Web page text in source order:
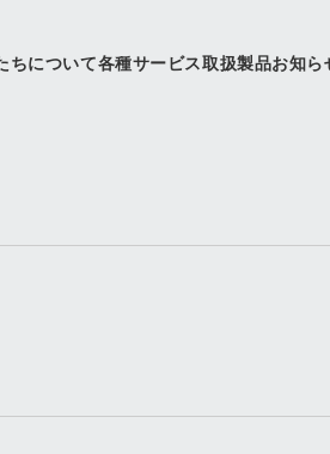
ちについて各種サービス取扱製品お知ら